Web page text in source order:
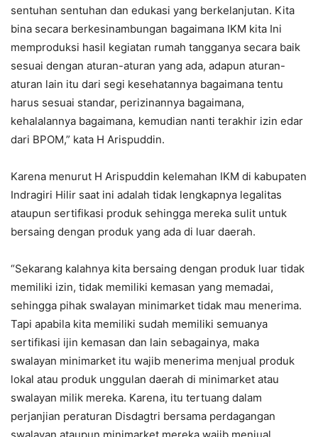
sentuhan sentuhan dan edukasi yang berkelanjutan. Kita
bina secara berkesinambungan bagaimana IKM kita Ini
memproduksi hasil kegiatan rumah tangganya secara baik
sesuai dengan aturan-aturan yang ada, adapun aturan-
aturan lain itu dari segi kesehatannya bagaimana tentu
harus sesuai standar, perizinannya bagaimana,
kehalalannya bagaimana, kemudian nanti terakhir izin edar
dari BPOM,” kata H Arispuddin.
Karena menurut H Arispuddin kelemahan IKM di kabupaten
Indragiri Hilir saat ini adalah tidak lengkapnya legalitas
ataupun sertifikasi produk sehingga mereka sulit untuk
bersaing dengan produk yang ada di luar daerah.
“Sekarang kalahnya kita bersaing dengan produk luar tidak
memiliki izin, tidak memiliki kemasan yang memadai,
sehingga pihak swalayan minimarket tidak mau menerima.
Tapi apabila kita memiliki sudah memiliki semuanya
sertifikasi ijin kemasan dan lain sebagainya, maka
swalayan minimarket itu wajib menerima menjual produk
lokal atau produk unggulan daerah di minimarket atau
swalayan milik mereka. Karena, itu tertuang dalam
perjanjian peraturan Disdagtri bersama perdagangan